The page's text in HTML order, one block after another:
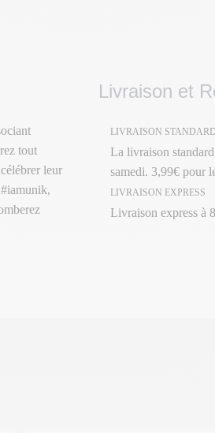
Livraison et
LIVRAISON STANDARD
La livraison
samedi. 3,99€ pour
LIVRAISON EXPRESS
Livraison express à
tout
leur